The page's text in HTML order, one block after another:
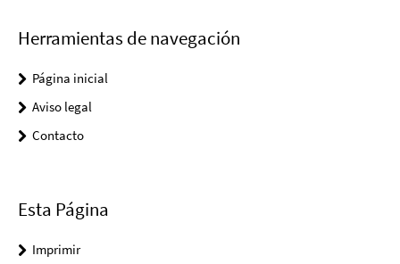
Herramientas de navegación
Página inicial
Aviso legal
Contacto
Esta Página
Imprimir